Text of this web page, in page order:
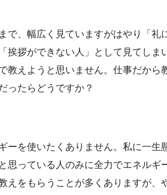
で、 幅広く見ていますがはやり「 礼
「挨拶ができない人」として見てしま
教えようと思いません。 仕事だから
ったらどうですか？
ーを使いたくありません。 私に一生
と思っている人のみに全力でエネルギ
えをもらうことが多くありますが、